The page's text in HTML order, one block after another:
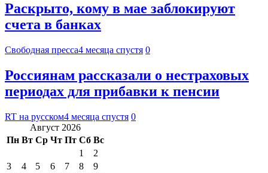
Раскрыто, кому в мае заблокируют
счета в банках
Свободная пресса4 месяца спустя 0
Россиянам рассказали о нестраховых
периодах для прибавки к пенсии
RT на русском4 месяца спустя 0
Август 2026
Пн Вт Ср Чт Пт Сб Вс
1
2
3
4 5 6 7 8
9